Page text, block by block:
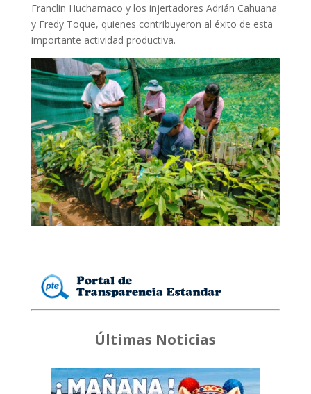
Franclin Huchamaco y los injertadores Adrián Cahuana
y Fredy Toque, quienes contribuyeron al éxito de esta
importante actividad productiva.
Últimas Noticias